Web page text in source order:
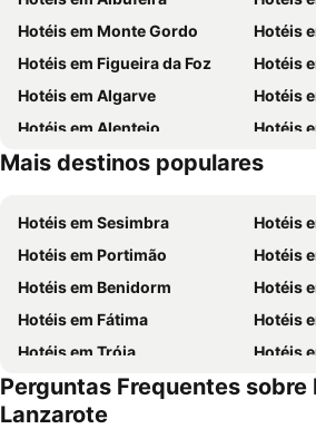
Hotéis em Monte Gordo
Hotéis
Hotéis em Figueira da Foz
Hotéis
Hotéis em Algarve
Hotéis
Hotéis em Alentejo
Hotéis
Hotéis em Madeira
Hotéis
Mais destinos populares
Hotéis em Sesimbra
Hotéis
Hotéis em Portimão
Hotéis
Hotéis em Benidorm
Hotéis
Hotéis em Fátima
Hotéis
Hotéis em Tróia
Hotéis
Hotéis em Évora
Hotéis
Hotéis em Porto Santo
Perguntas Frequentes sobre
Lanzarote